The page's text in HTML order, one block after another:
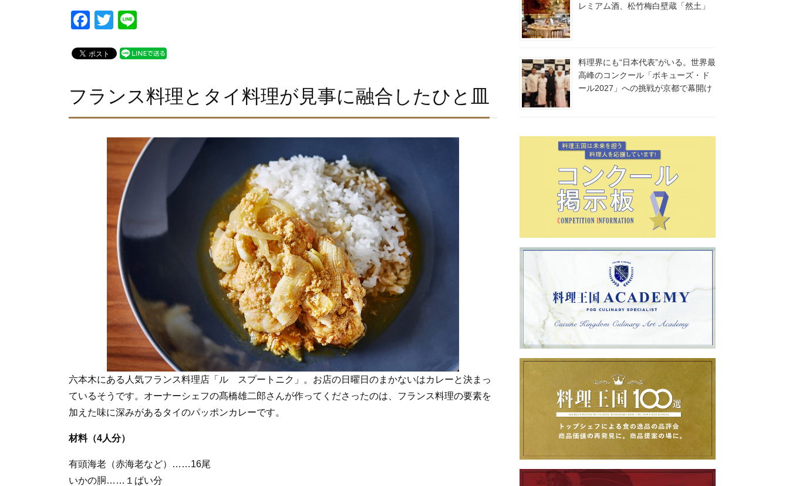
F
c
b
o
T
tt
e
フランス料理とタイ料理が見事に融合したひと皿
六本木にある人気フランス料理店「ル スプートニク」。お店の日曜日のまかないはカレーと決まっ
ているそうです。オーナーシェフの髙橋雄二郎さんが作ってくださったのは、フランス料理の要素を
加えた味に深みがあるタイのパッポンカレーです。
材料（4人分）
有頭海老（赤海老など）……16尾
いかの胴……１ぱい分
レミアム酒、松竹梅白壁蔵「然土」
料理界にも“日本代表”がいる。世界最
高峰のコンクール「ボキューズ・ド
ール2027」への挑戦が京都で幕開け